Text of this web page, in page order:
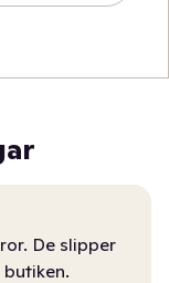
De slipper